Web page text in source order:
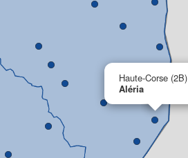
Haute-Corse (2B)
Aléria